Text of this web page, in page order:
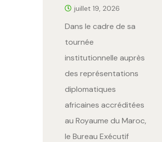
juillet 19, 2026
Dans le cadre de sa
tournée
institutionnelle auprès
des représentations
diplomatiques
africaines accréditées
au Royaume du Maroc,
le Bureau Exécutif